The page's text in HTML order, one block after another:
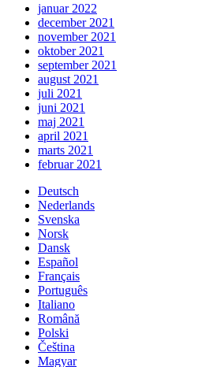
januar 2022
december 2021
november 2021
oktober 2021
september 2021
august 2021
juli 2021
juni 2021
maj 2021
april 2021
marts 2021
februar 2021
Deutsch
Nederlands
Svenska
Norsk
Dansk
Español
Français
Português
Italiano
Română
Polski
Čeština
Magyar